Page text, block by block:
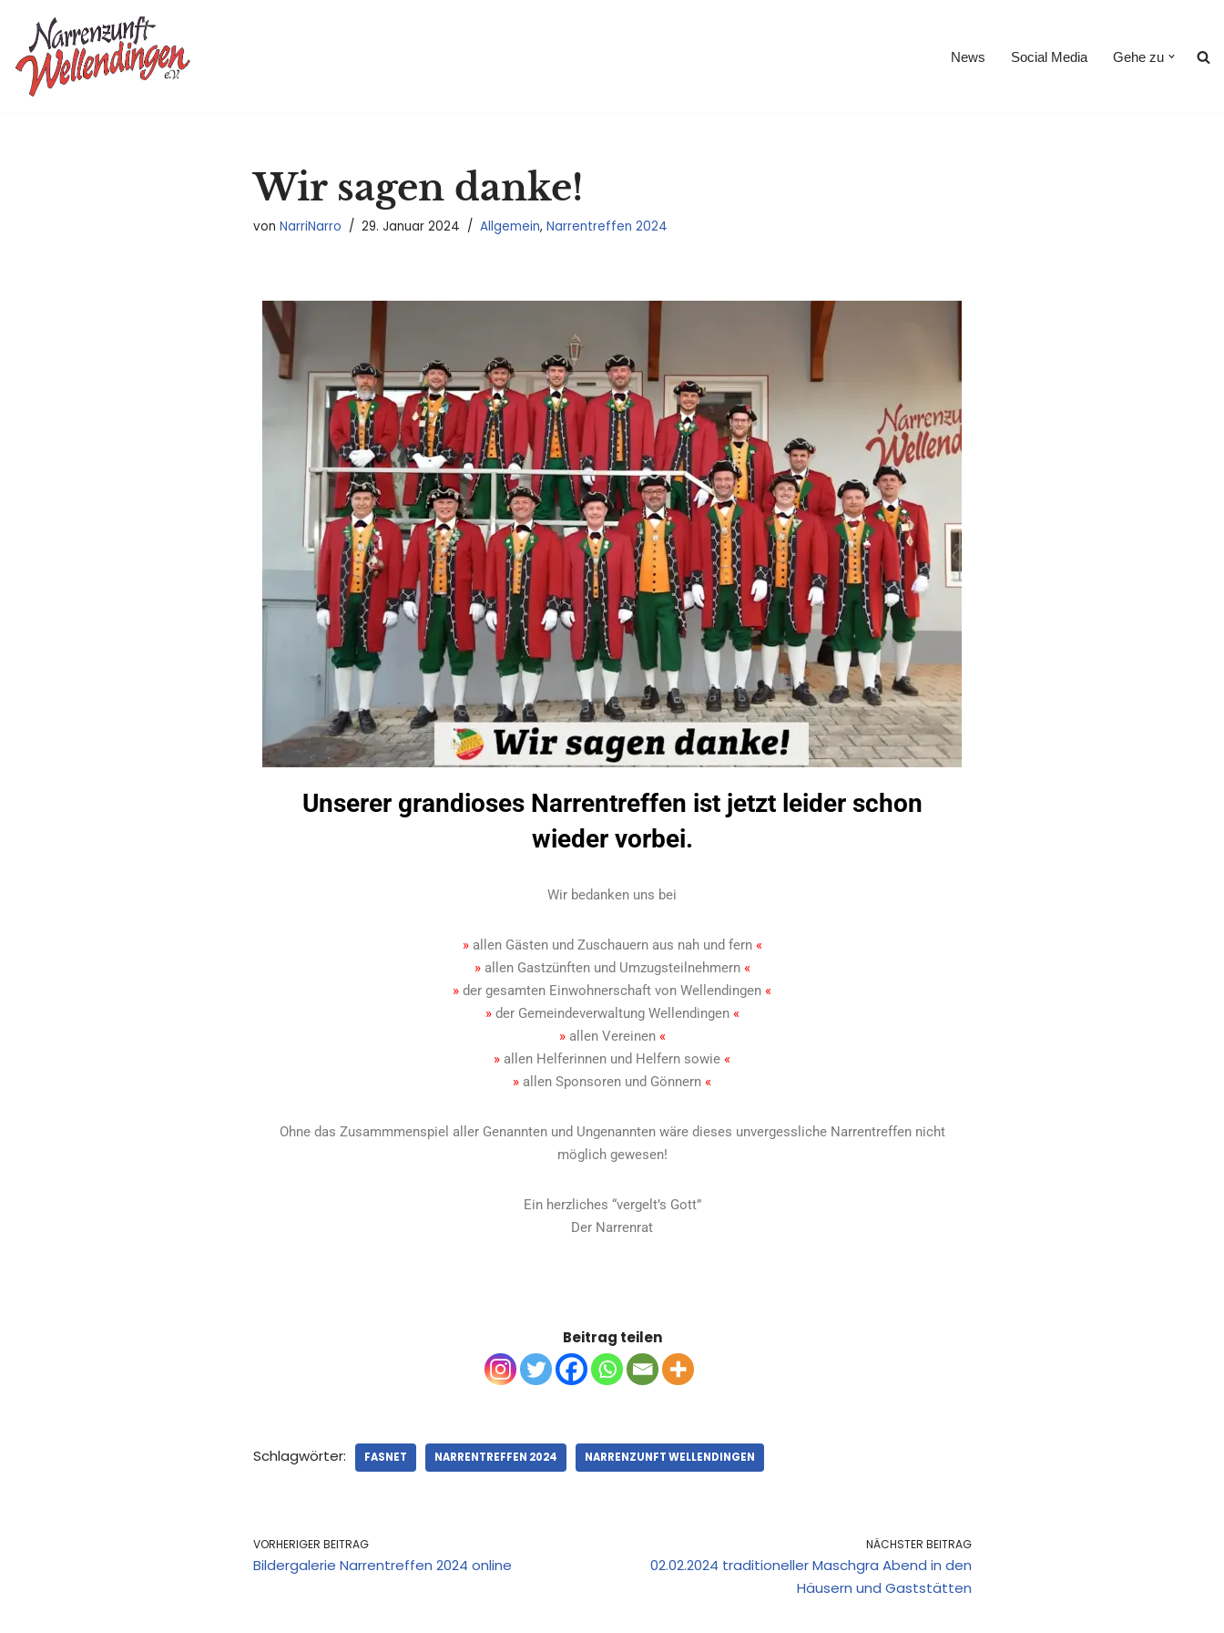
Zum
Inhalt
springen
News Social Media Gehe zu
Wir sagen danke!
von NarriNarro 29. Januar 2024 Allgemein, Narrentreffen 2024
Unserer grandioses Narrentreffen ist jetzt leider schon
wieder vorbei.
Wir bedanken uns bei
»allen Gästen und Zuschauern aus nah und fern «
»allen Gastzünften und Umzugsteilnehmern «
» der gesamten Einwohnerschaft von Wellendingen «
»der Gemeindeverwaltung Wellendingen «
»allen Vereinen «
» allen Helferinnen und Helfern sowie «
» allen Sponsoren und Gönnern «
Ohne das Zusammmenspiel aller Genannten und Ungenannten wäre dieses unvergessliche Narrentreffen nicht
möglich gewesen!
Ein herzliches “vergelt’s Gott”
Der Narrenrat
Beitrag teilen
Schlagwörter: FASNET NARRENTREFFEN 2024 NARRENZUNFT WELLENDINGEN
VORHERIGER BEITRAG
Bildergalerie Narrentreffen 2024 online
NÄCHSTER BEITRAG
02.02.2024 traditioneller Maschgra Abend in den
Häusern und Gaststätten